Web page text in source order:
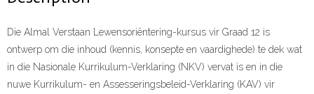
Die Almal Verstaan Lewensoriëntering-kursus vir Graad 12 is
ontwerp om die inhoud (kennis, konsepte en vaardighede) te dek wat
in die Nasionale Kurrikulum-Verklaring (NKV) vervat is en in die
nuwe Kurrikulum- en Assesseringsbeleid-Verklaring (KAV) vir